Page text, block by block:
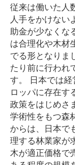
従来は働いた人
人手をかけない
助金が少なくな
は合理化や木材
でる形となりま
たり前に行われ
す。 日本では
ロッパに存在す
政策をはじめさ
学術性をもつ森
からは、日本で
理する林業家が
木が適正価格で